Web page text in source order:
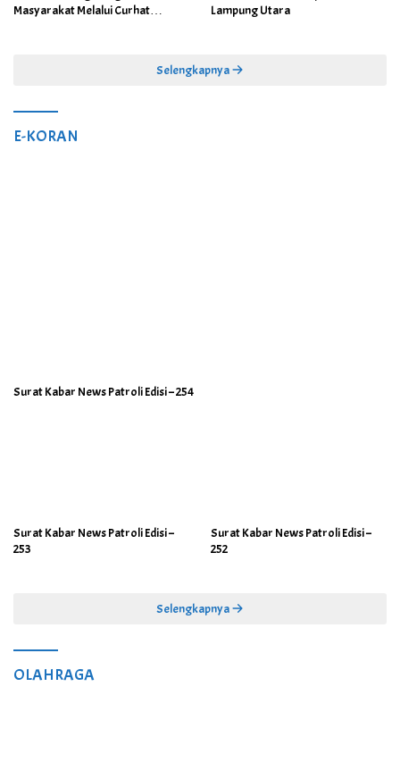
Masyarakat Melalui Curhat
Lampung Utara
Selengkapnya
E-KORAN
Surat Kabar News Patroli Edisi – 254
Surat Kabar News Patroli Edisi –
253
Surat Kabar News Patroli Edisi –
252
Selengkapnya
OLAHRAGA